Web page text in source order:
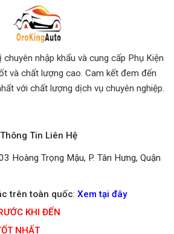
nhập khẩu và cung cấp Phụ Kiện
và chất lượng cao. Cam kết đem đến
với chất lượng dịch vụ chuyên nghiệp.
Thông Tin Liên Hệ
Hoàng Trọng Mậu, P. Tân Hưng, Quận
trên toàn quốc: Xem tại đây
KHI ĐẾN
NHẤT